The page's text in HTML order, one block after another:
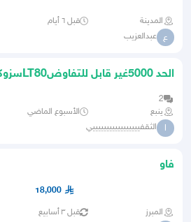
المدينة قبل ٦ أيام
ع عبدالعزيب
الحد 5000غير قابل للتفاوضLT80سزوكي
2
ينبع
الأسبوع الماضي
ا الثقفيييييييييييييييييي
فاو
18,000
المبرز قبل ٣ أسابيع